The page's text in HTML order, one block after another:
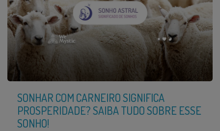
SONHAR COM CARNEIRO SIGNIFICA
PROSPERIDADE? SAIBA TUDO SOBRE ESSE
SONHO!